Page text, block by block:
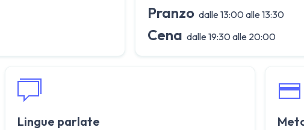
Pranzo dalle 13:00 alle 13:30
Cena dalle 19:30 alle 20:00
Lingue parlate